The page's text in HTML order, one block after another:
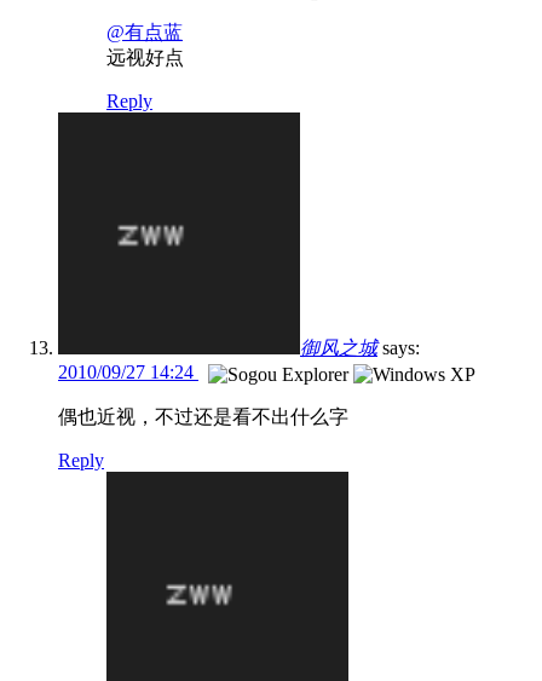
@有点蓝
远视好点
Reply
御风之城 says:
2010/09/27 14:24
偶也近视，不过还是看不出什么字
Reply